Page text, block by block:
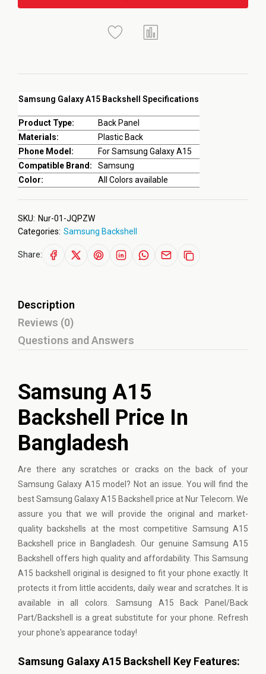
Samsung Galaxy A15 Backshell Specifications
Product Type:
Back Panel
Materials:
Plastic Back
Phone Model:
For Samsung Galaxy A15
Compatible Brand:
Samsung
Color:
All Colors available
SKU: Nur-01-JQPZW
Categories: Samsung Backshell
Share:
Description
Reviews (0)
Questions and Answers
Samsung A15
Backshell Price In
Bangladesh
Are there any scratches or cracks on the back of your
Samsung Galaxy A15 model? Not an issue. You will find the
best Samsung Galaxy A15 Backshell price at Nur Telecom. We
assure you that we will provide the original and market-
quality backshells at the most competitive Samsung A15
Backshell price in Bangladesh. Our genuine Samsung A15
Backshell offers high quality and affordability. This Samsung
A15 backshell original is designed to fit your phone exactly. It
protects it from little accidents, daily wear and scratches. It is
available in all colors. Samsung A15 Back Panel/Back
Part/Backshell is a great substitute for your phone. Refresh
your phone's appearance today!
Samsung Galaxy A15 Backshell Key Features: